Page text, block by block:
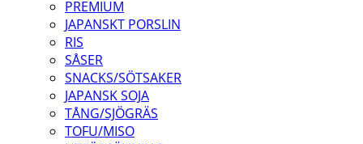
PREMIUM
JAPANSKT PORSLIN
RIS
SÅSER
SNACKS/SÖTSAKER
JAPANSK SOJA
TÅNG/SJÖGRÄS
TOFU/MISO